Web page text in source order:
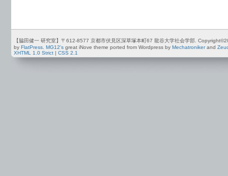
【脇田健一 研究室】〒612-8577 京都市伏見区深草塚本町67 龍谷大学社会学部.
by FlatPress MG12's great iNove theme ported from Wordpress by Mechatronikerand
XHTML 1.0 Strict | CSS 2.1